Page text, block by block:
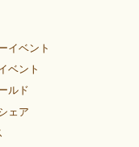
イベント
ベント
ルド
ェア